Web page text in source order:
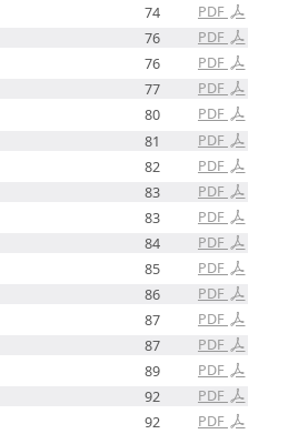
PDF
74
PDF
76
PDF
76
PDF
77
PDF
80
PDF
81
PDF
82
PDF
83
PDF
83
PDF
84
PDF
85
PDF
86
PDF
87
PDF
87
PDF
89
PDF
92
PDF
92